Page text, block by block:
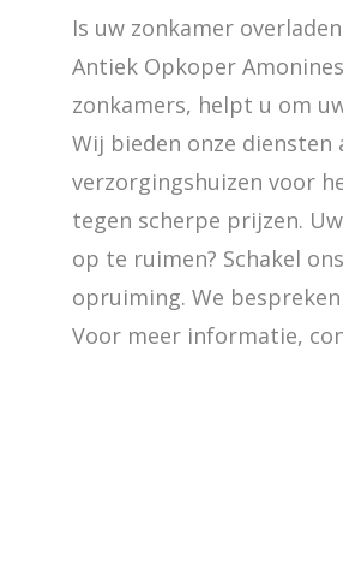
Is uw zonkamer
Antiek Opkoper
zonkamers, helpt u om
Wij bieden onze diensten
verzorgingshuizen voor
tegen scherpe prijzen.
op te ruimen? Schakel
opruiming. We
Voor meer informatie,